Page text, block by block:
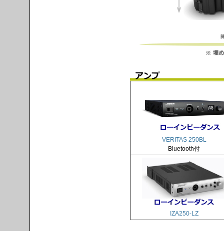
VERITAS 250BL
Bluetooth付
IZA250-LZ